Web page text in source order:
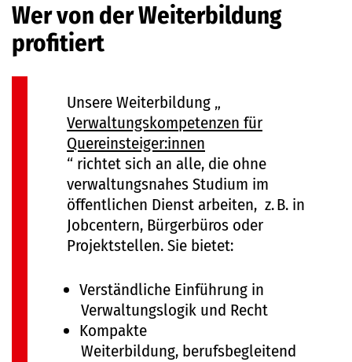
Wer von der Weiterbildung
profitiert
Unsere Weiterbildung „
Verwaltungskompetenzen für
Quereinsteiger:innen
“ richtet sich an alle, die ohne
verwaltungsnahes Studium im
öffentlichen Dienst arbeiten, z. B. in
Jobcentern, Bürgerbüros oder
Projektstellen. Sie bietet:
Verständliche Einführung in
Verwaltungslogik und Recht
Kompakte
Weiterbildung, berufsbegleitend